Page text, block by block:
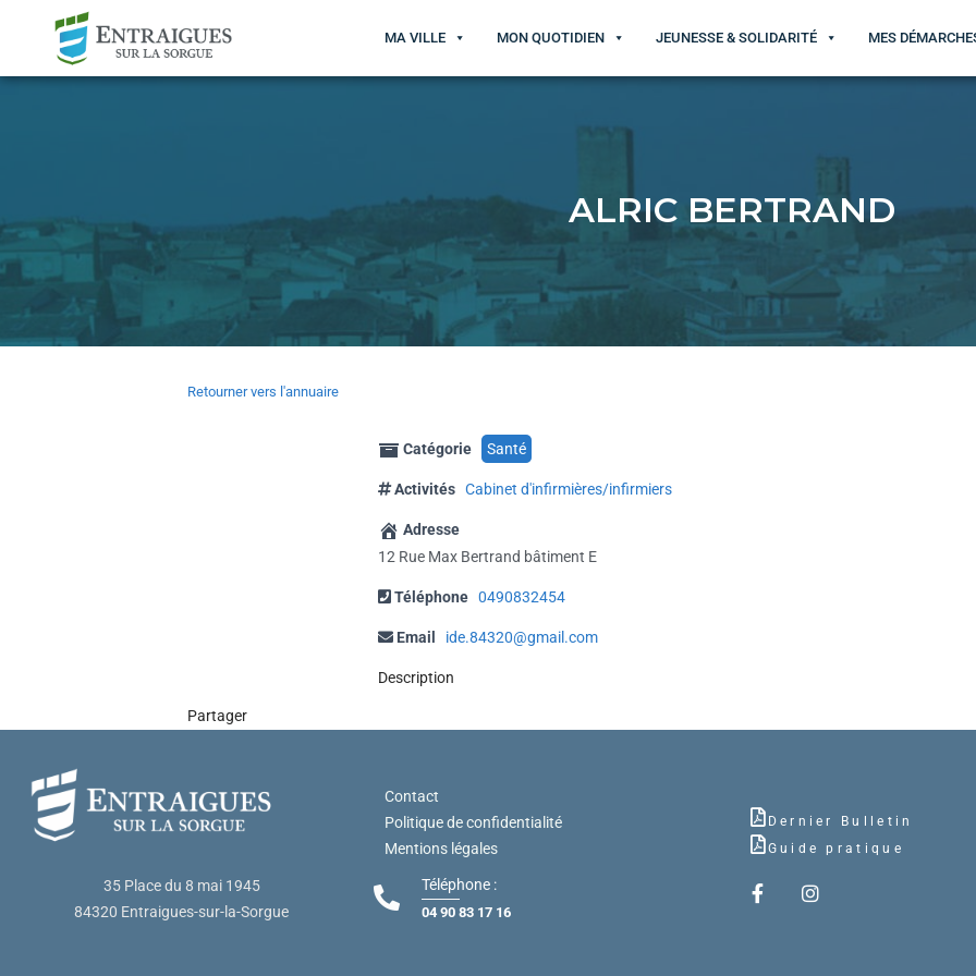
MA VILLE MON QUOTIDIEN JEUNESSE & SOLIDARITÉ MES
ALRIC BERTRAND
Retourner vers l'annuaire
Catégorie Santé
Activités Cabinet d'infirmières/infirmiers
Adresse
12 Rue Max Bertrand bâtiment E
Téléphone 0490832454
Email ide.84320@gmail.com
Description
Partager
35 Place du 8 mai 1945
84320 Entraigues-sur-la-Sorgue
Contact
Politique de confidentialité
Mentions légales
Téléphone :
04 90 83 17 16
Dernier Bulletin
Guide pratique